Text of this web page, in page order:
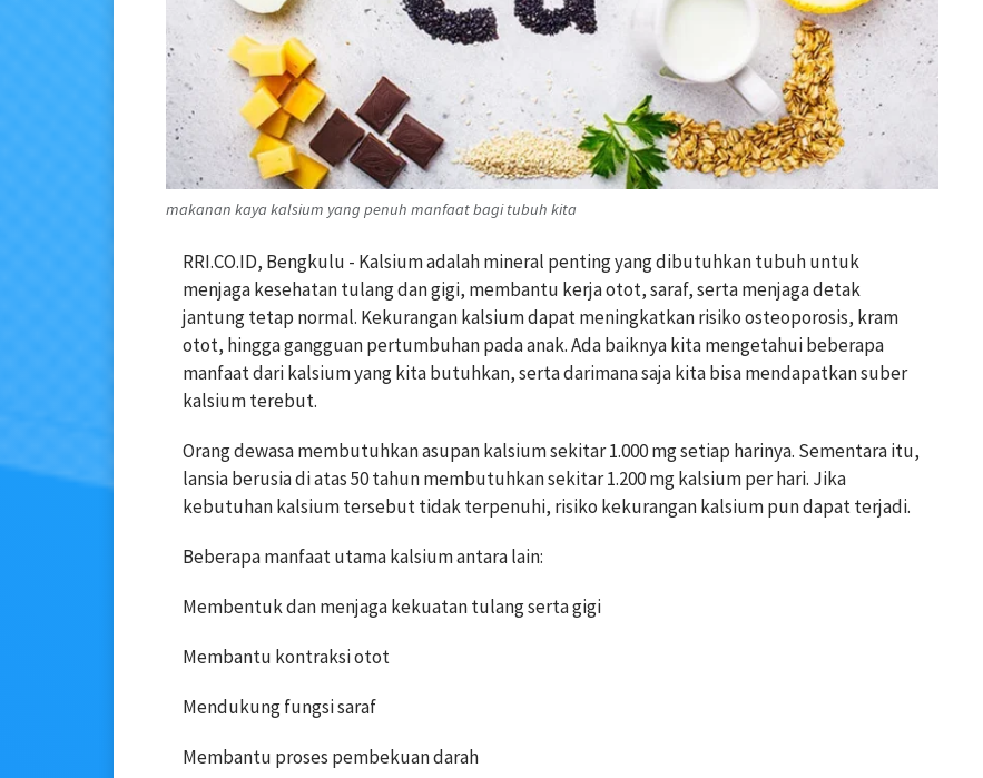
makanan kaya kalsium yang penuh manfaat bagi tubuh kita
RRI.CO.ID, Bengkulu - Kalsium adalah mineral penting yang dibutuhkan tubuh untuk
menjaga kesehatan tulang dan gigi, membantu kerja otot, saraf, serta menjaga detak
jantung tetap normal. Kekurangan kalsium dapat meningkatkan risiko osteoporosis, kram
otot, hingga gangguan pertumbuhan pada anak. Ada baiknya kita mengetahui beberapa
manfaat dari kalsium yang kita butuhkan, serta darimana saja kita bisa mendapatkan suber
kalsium terebut.
Orang dewasa membutuhkan asupan kalsium sekitar 1.000 mg setiap harinya. Sementara itu,
lansia berusia di atas 50 tahun membutuhkan sekitar 1.200 mg kalsium per hari. Jika
kebutuhan kalsium tersebut tidak terpenuhi, risiko kekurangan kalsium pun dapat terjadi.
Beberapa manfaat utama kalsium antara lain:
Membentuk dan menjaga kekuatan tulang serta gigi
Membantu kontraksi otot
Mendukung fungsi saraf
Membantu proses pembekuan darah